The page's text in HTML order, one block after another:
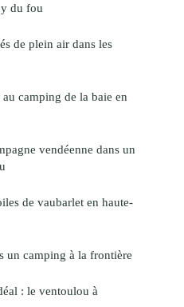
du fou
de plein air dans les
camping de la baie en
vendéenne dans un
de vaubarlet en haute-
un camping à la frontière
: le ventoulou à